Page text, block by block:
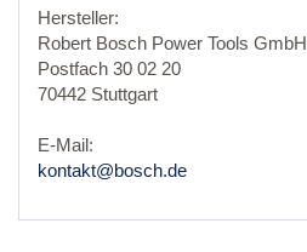
Hersteller:
Robert Bosch Power Tools GmbH
Postfach 30 02 20
70442 Stuttgart
E-Mail:
kontakt@bosch.de